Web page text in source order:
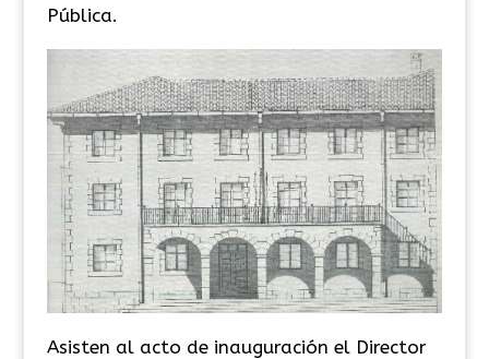
Pública.
Asisten al acto de inauguración el Director